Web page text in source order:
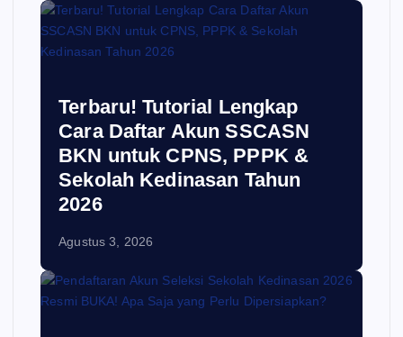
Terbaru! Tutorial Lengkap
Cara Daftar Akun SSCASN
BKN untuk CPNS, PPPK &
Sekolah Kedinasan Tahun
2026
Agustus 3, 2026